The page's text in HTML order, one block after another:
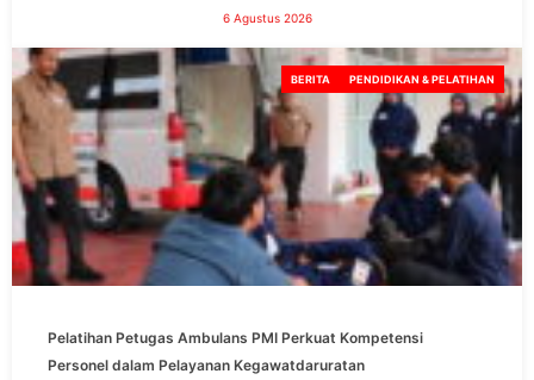
6 Agustus 2026
Pelatihan Petugas Ambulans PMI Perkuat Kompetensi
Personel dalam Pelayanan Kegawatdaruratan
BERITA PENDIDIKAN & PELATIHAN